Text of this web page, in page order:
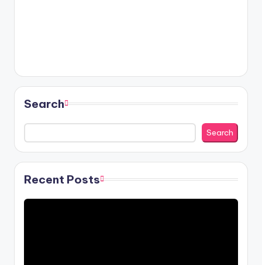
Search
Search
Recent Posts